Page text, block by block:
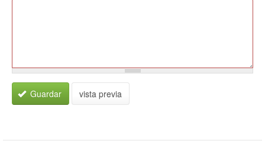
Guardar vista previa